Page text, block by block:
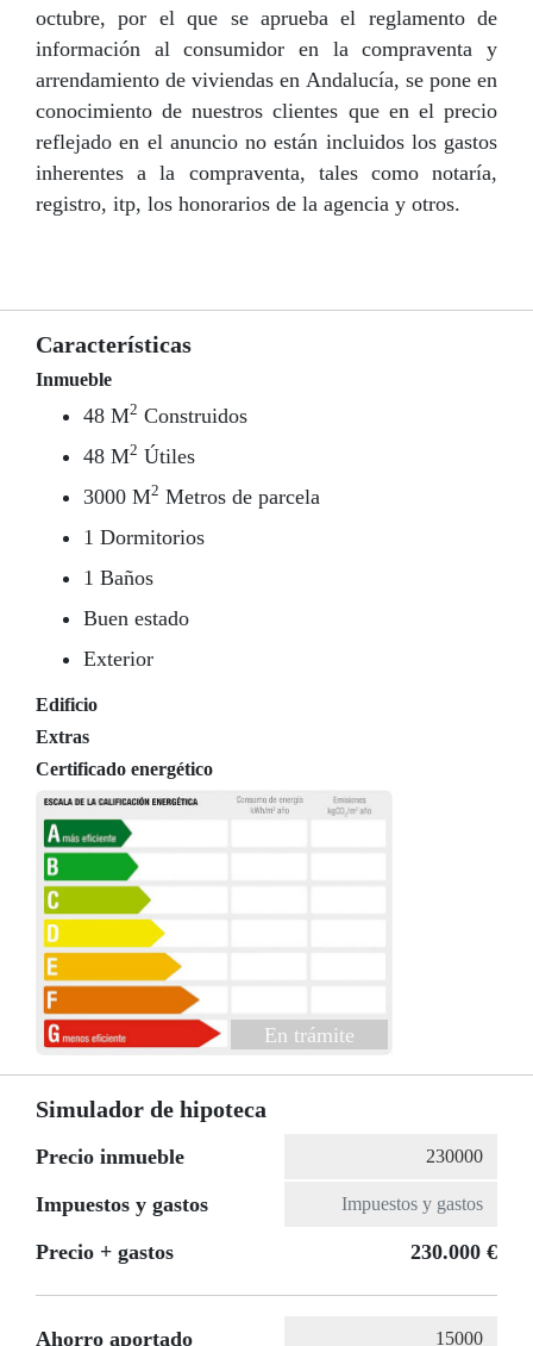
octubre, por el que se aprueba el reglamento de
información al consumidor en la compraventa y
arrendamiento de viviendas en Andalucía, se pone en
conocimiento de nuestros clientes que en el precio
reflejado en el anuncio no están incluidos los gastos
inherentes a la compraventa, tales como notaría,
registro, itp, los honorarios de la agencia y otros.
Características
Inmueble
48 M2 Construidos
48 M2 Útiles
3000 M2 Metros de parcela
1 Dormitorios
1 Baños
Buen estado
Exterior
Edificio
Extras
Certificado energético
En trámite
Simulador de hipoteca
Precio inmueble
Impuestos y gastos
Precio + gastos
230.000 €
Ahorro aportado